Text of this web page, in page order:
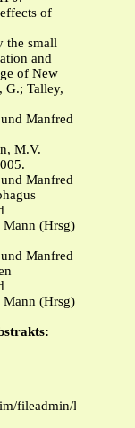
of
the small
and
of New
G.; Talley,
und Manfred
M.V.
und Manfred
Mann (Hrsg)
und Manfred
Mann (Hrsg)
fileadmin/